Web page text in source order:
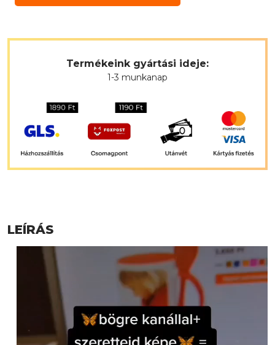
Termékeink gyártási ideje:
1-3 munkanap
LEÍRÁS
Videólejátszó